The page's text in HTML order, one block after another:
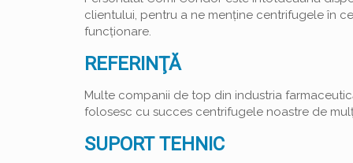
clientului, pentru a ne menține centrifugele în
funcționare.
REFERINŢĂ
Multe companii de top din industria
folosesc cu succes centrifugele noastre de
SUPORT TEHNIC